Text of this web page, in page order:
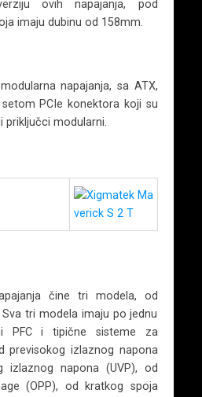
ovih napajanja, pod
imaju dubinu od 158mm.
napajanja, sa ATX,
PCIe konektora koji su
priključci modularni.
čine tri modela, od
Sva tri modela imaju po jednu
PFC i tipične sisteme za
previsokog izlaznog napona
izlaznog napona (UVP), od
(OPP), od kratkog spoja